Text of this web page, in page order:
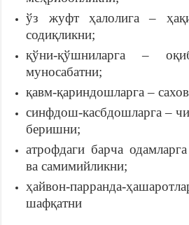
ўз жуфт ҳалолига –
содиқликни;
қўни-қўшниларга –
муносабатни;
қавм-қариндошларга –
синфдош-касбдошларга –
беришни;
атрофдаги барча
ва самимийликни;
ҳайвон-парранда-
шафқатни